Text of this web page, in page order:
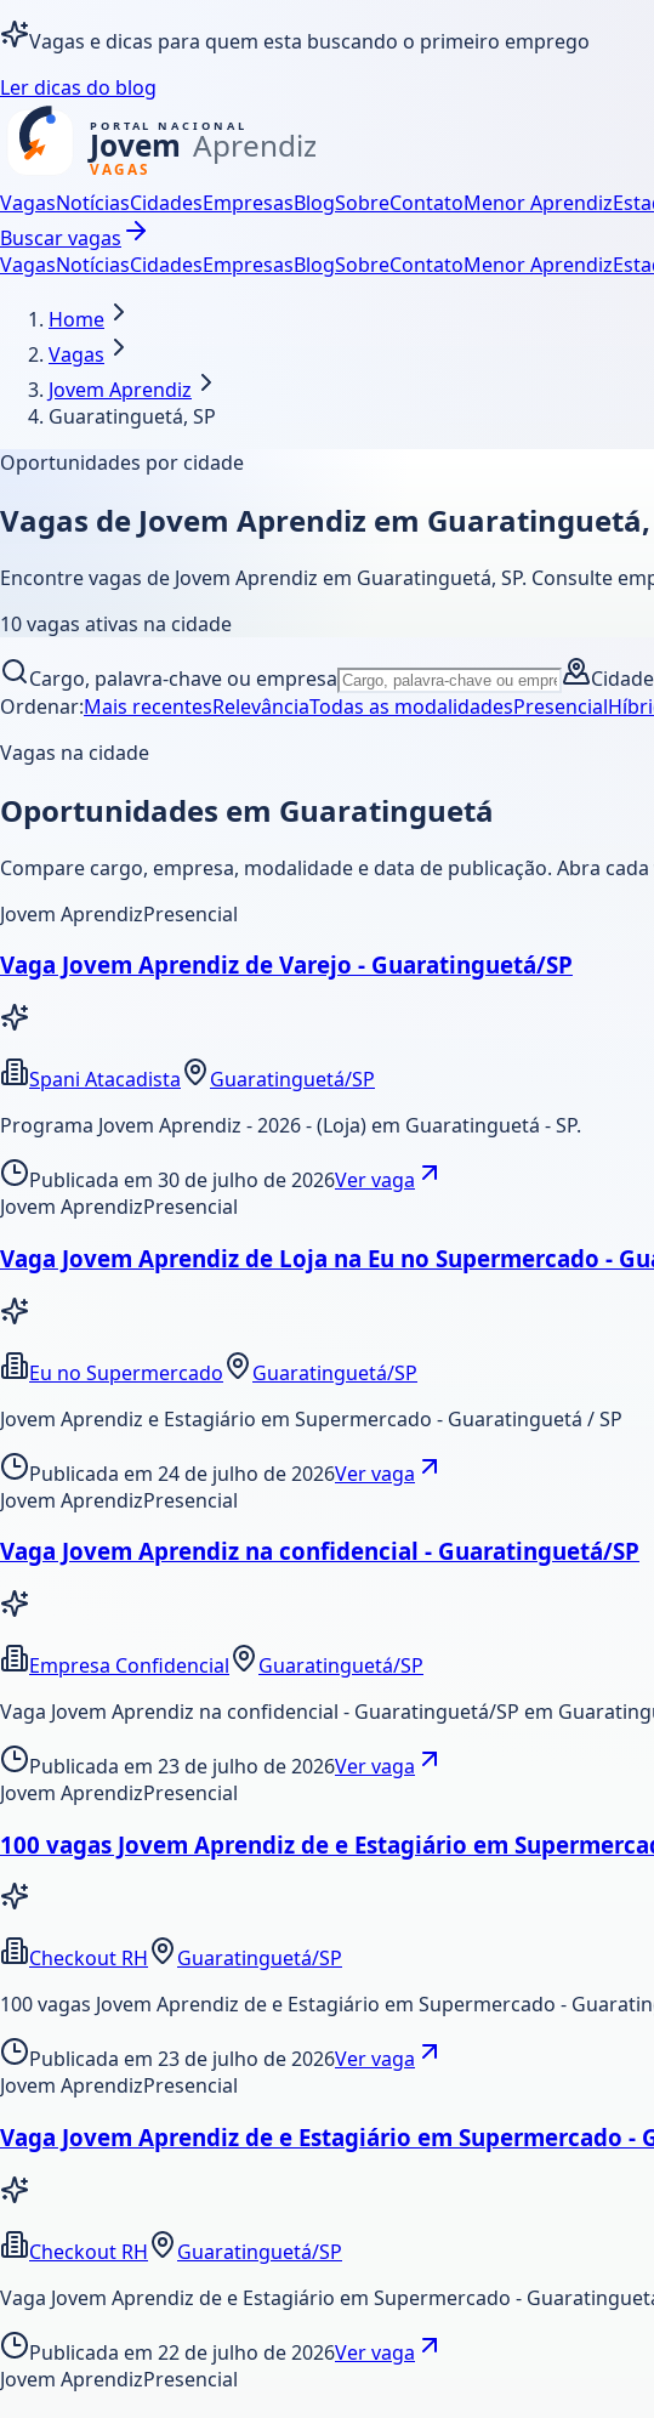
Vagas e dicas para quem esta buscando o primeiro emprego
Ler dicas do blog
VagasNotíciasCidadesEmpresasBlogSobreContatoMenor Aprendiz
Buscar vagas
VagasNotíciasCidadesEmpresasBlogSobreContatoMenor Aprendiz
Home
Vagas
Jovem Aprendiz
Guaratinguetá, SP
Oportunidades por cidade
Vagas de Jovem Aprendiz em Guaratinguetá,
Encontre vagas de Jovem Aprendiz em Guaratinguetá, SP. Consulte
10vagas ativas na cidade
Cargo, palavra-chave ou empresa
Ordenar:Mais recentesRelevânciaTodas as modalidadesPresencial
Vagas na cidade
Oportunidades em Guaratinguetá
Compare cargo, empresa, modalidade e data de publicação. Abra
Jovem AprendizPresencial
Vaga Jovem Aprendiz de Varejo - Guaratinguetá/SP
Spani Atacadista
Guaratinguetá/SP
Programa Jovem Aprendiz - 2026 - (Loja) em Guaratinguetá - SP.
Publicada em 30 de julho de 2026Ver vaga
Jovem AprendizPresencial
Vaga Jovem Aprendiz de Loja na Eu no Supermercado -
Eu no Supermercado
Guaratinguetá/SP
Jovem Aprendiz e Estagiário em Supermercado - Guaratinguetá / SP
Publicada em 24 de julho de 2026Ver vaga
Jovem AprendizPresencial
Vaga Jovem Aprendiz na confidencial - Guaratinguetá/SP
Empresa Confidencial
Guaratinguetá/SP
Vaga Jovem Aprendiz na confidencial - Guaratinguetá/SP em
Publicada em 23 de julho de 2026Ver vaga
Jovem AprendizPresencial
100 vagas Jovem Aprendiz de e Estagiário em
Checkout RH
Guaratinguetá/SP
100 vagas Jovem Aprendiz de e Estagiário em Supermercado -
Publicada em 23 de julho de 2026Ver vaga
Jovem AprendizPresencial
Vaga Jovem Aprendiz de e Estagiário em Supermercado -
Checkout RH
Guaratinguetá/SP
Vaga Jovem Aprendiz de e Estagiário em Supermercado -
Publicada em 22 de julho de 2026Ver vaga
Jovem AprendizPresencial